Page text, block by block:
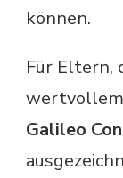
können.
Für Eltern,
wertvollem
Galileo